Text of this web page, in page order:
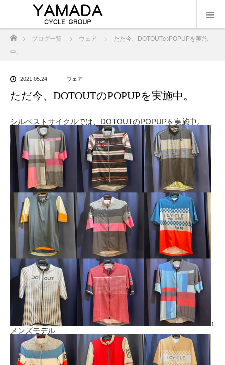
ブログ一覧 ウェア
ただ今、DOTOUTのPOPUPを実施
中。
2021.05.24 ウェア
ただ今、DOTOUTのPOPUPを実施中。
シルベストサイクルでは、DOTOUTのPOPUPを実施中。
↑
メンズモデル